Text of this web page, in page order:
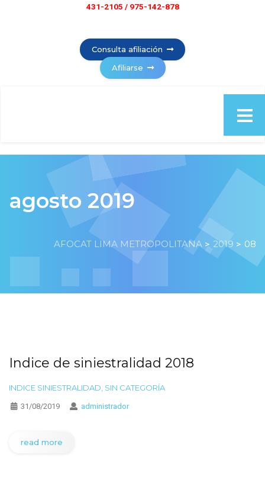
431-2105 / 975-142-878
Consulta afiliación
Afiliarse
agosto 2019
AFOCAT LIMA METROPOLITANA > 2019 > 08
Indice de siniestralidad 2018
INDICE SINIESTRALIDAD SIN CATEGORÍA
31/08/2019 administrador
read more